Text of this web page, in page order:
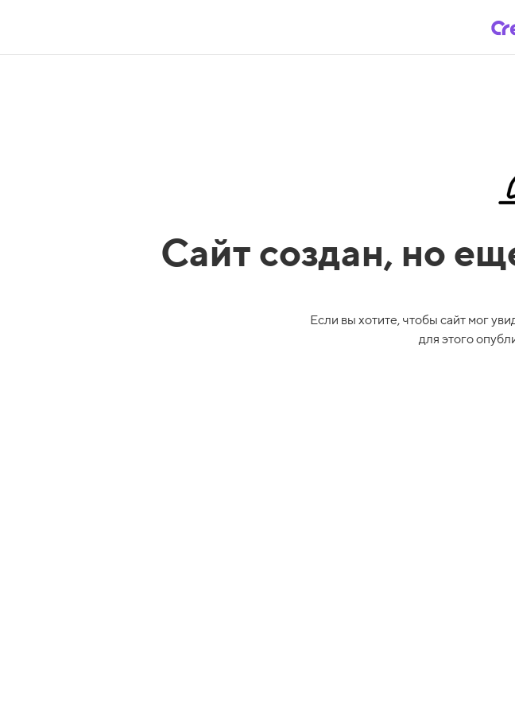
Сайт создан, но
Если вы хотите, чтобы сайт мог
для этого